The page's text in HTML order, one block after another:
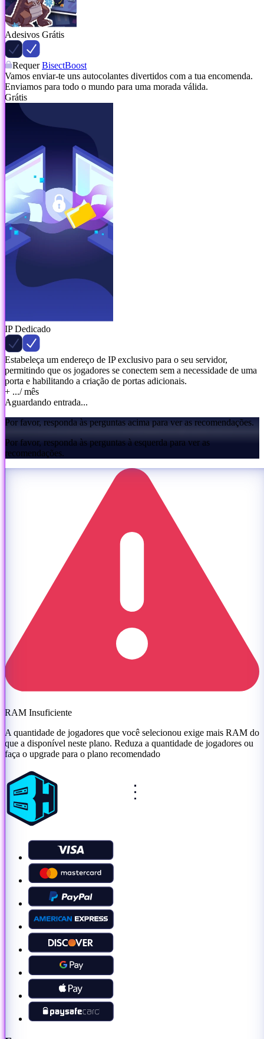
Adesivos Grátis
RequerBisectBoost
Vamos enviar-te uns autocolantes divertidos com a tua encomenda.
Enviamos para todo o mundo para uma morada válida.
Grátis
IP Dedicado
Estabeleça um endereço de IP exclusivo para o seu servidor,
permitindo que os jogadores se conectem sem a necessidade de uma
porta e habilitando a criação de portas adicionais.
+ .../ mês
Aguardando entrada...
Por favor, responda às perguntas acima para ver as recomendações.
Por favor, responda às perguntas à esquerda para ver as
recomendações.
RAM Insuficiente
A quantidade de jogadores que você selecionou exige mais RAM do
que a disponível neste plano. Reduza a quantidade de jogadores ou
faça o upgrade para o plano recomendado